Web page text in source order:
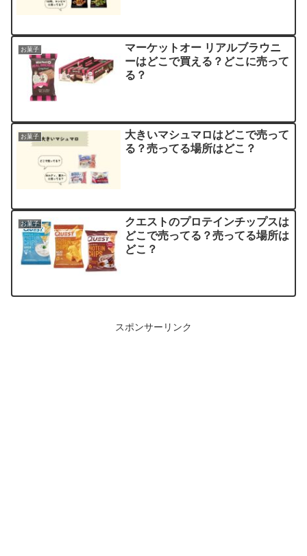
お菓子
マーケットオー リアルブラウニ
ーはどこで買える？どこに売って
る？
お菓子
大きいマシュマロはどこで売って
る？売ってる場所はどこ？
お菓子
クエストのプロテインチップスは
どこで売ってる？売ってる場所は
どこ？
スポンサーリンク